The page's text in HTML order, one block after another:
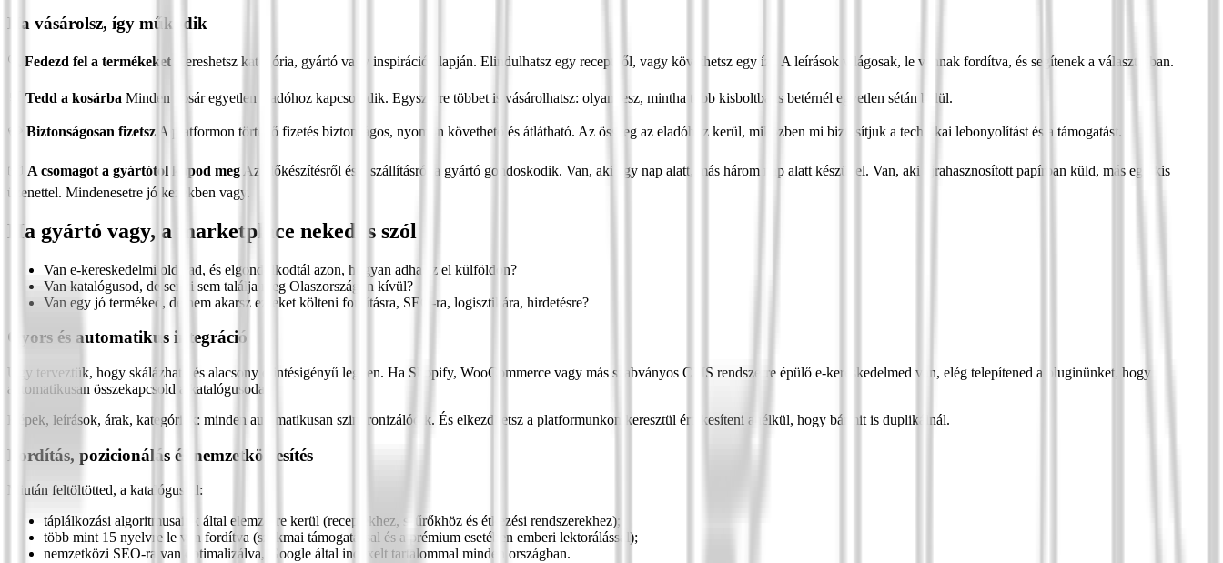
Ha vásárolsz, így működik
🔍 Fedezd fel a termékeket Kereshetsz kategória, gyártó vagy inspiráció alapján. Elindulhatsz egy receptből, vagy követhetsz egy ízt. A leírások világosak, le vannak fordítva, és segítenek a választásban.
Tedd a kosárba Minden kosár egyetlen eladóhoz kapcsolódik. Egyszerre többet is vásárolhatsz: olyan lesz, mintha több kisboltba is betérnél egyetlen sétán belül.
💳 Biztonságosan fizetsz A platformon történő fizetés biztonságos, nyomon követhető és átlátható. Az összeg az eladóhoz kerül, miközben mi biztosítjuk a technikai lebonyolítást és a támogatást.
📦 A csomagot a gyártótól kapod meg Az előkészítésről és a szállításról a gyártó gondoskodik. Van, aki egy nap alatt, más három nap alatt készül el. Van, aki újrahasznosított papírban küld, más egy kis
üzenettel. Mindenesetre jó kezekben vagy.
Ha gyártó vagy, a marketplace neked is szól
Van e-kereskedelmi oldalad, és elgondolkodtál azon, hogyan adhatsz el külföldön?
Van katalógusod, de senki sem találja meg Olaszországon kívül?
Van egy jó terméked, de nem akarsz ezreket költeni fordításra, SEO-ra, logisztikára, hirdetésre?
Gyors és automatikus integráció
Úgy terveztük, hogy skálázható és alacsony érintésigényű legyen. Ha Shopify, WooCommerce vagy más szabványos CMS rendszerre épülő e-kereskedelmed van, elég telepítened a pluginünket, hogy
automatikusan összekapcsold a katalógusodat.
Képek, leírások, árak, kategóriák: minden automatikusan szinkronizálódik. És elkezdhetsz a platformunkon keresztül értékesíteni anélkül, hogy bármit is duplikálnál.
Fordítás, pozicionálás és nemzetköziesítés
Miután feltöltötted, a katalógusod:
táplálkozási algoritmusaink által elemzésre kerül (receptekhez, szűrőkhöz és étkezési rendszerekhez);
több mint 15 nyelvre le van fordítva (szakmai támogatással és a prémium esetében emberi lektorálással);
nemzetközi SEO-ra van optimalizálva, Google által indexelt tartalommal minden országban.